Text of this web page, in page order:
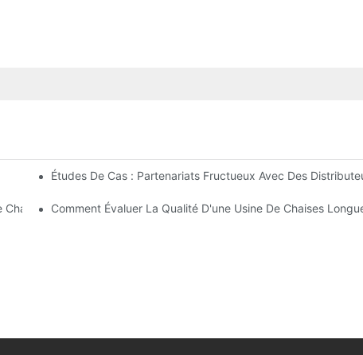
EntrepriseÉtudes De Cas : Partenariats Fructueux Avec Des
Chaises Longues D'extérieur
Comment Évaluer La Qualité D'une Usine De Chaises